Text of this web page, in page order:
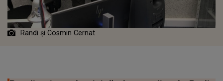
Randi şi Cosmin Cernat